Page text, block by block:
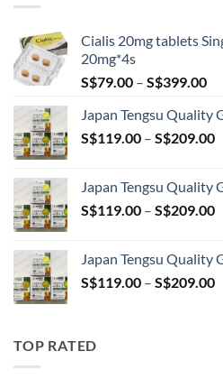
Cialis 20mg tablets
20mg*4s
S$79.00 – S$399.00
Japan Tengsu Quality
S$119.00 – S$209.00
Japan Tengsu Quality
S$119.00 – S$209.00
Japan Tengsu Quality
S$119.00 – S$209.00
TOP RATED